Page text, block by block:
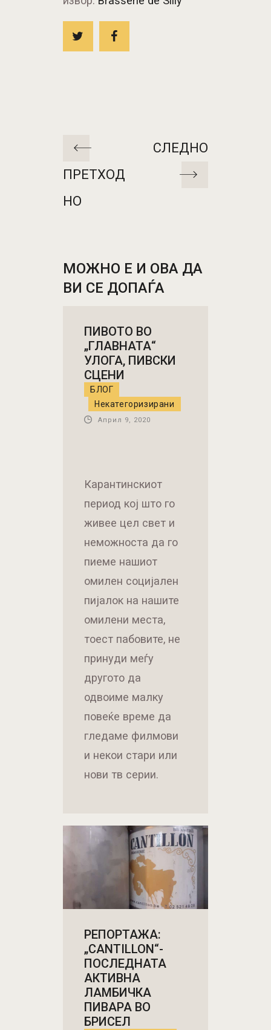
ПРЕТХОД
НО
СЛЕДНО
МОЖНО Е И ОВА ДА
ВИ СЕ ДОПАЃА
ПИВОТО ВО
„ГЛАВНАТА“
УЛОГА, ПИВСКИ
СЦЕНИ
БЛОГ
Некатегоризирани
Април 9, 2020
Карантинскиот
период кој што го
живее цел свет и
неможноста да го
пиеме нашиот
омилен социјален
пијалок на нашите
омилени места,
тоест пабовите, не
принуди меѓу
другото да
одвоиме малку
повеќе време да
гледаме филмови
и некои стари или
нови тв серии.
РЕПОРТАЖА:
„CANTILLON“-
ПОСЛЕДНАТА
АКТИВНА
ЛАМБИЧКА
ПИВАРА ВО
БРИСЕЛ